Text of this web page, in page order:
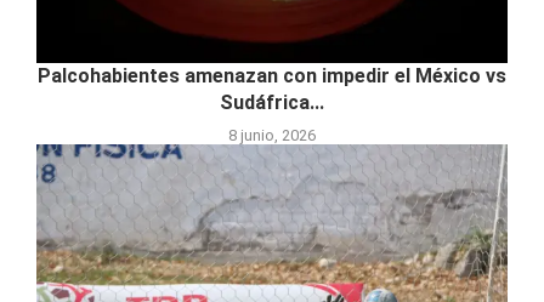
Palcohabientes amenazan con impedir el México vs
Sudáfrica...
8 junio, 2026